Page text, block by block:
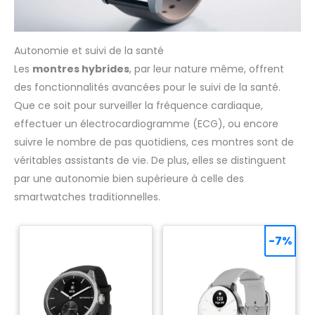
Autonomie et suivi de la santé
Les montres hybrides, par leur nature même, offrent
des fonctionnalités avancées pour le suivi de la santé.
Que ce soit pour surveiller la fréquence cardiaque,
effectuer un électrocardiogramme (ECG), ou encore
suivre le nombre de pas quotidiens, ces montres sont de
véritables assistants de vie. De plus, elles se distinguent
par une autonomie bien supérieure à celle des
smartwatches traditionnelles.
-7%